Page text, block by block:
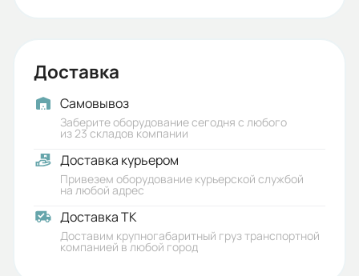
Температурный диапазон:
Iп/Iн:
6,9
Ток статора:
322,5/186,2
Коэф. мощности:
Доставка
Самовывоз
Заберите оборудование сегодня с любого
из 23 складов компании
Доставка курьером
Привезем оборудование курьерской службой
на любой адрес
Доставка ТК
Доставим крупногабаритный груз транспортной
компанией в любой город